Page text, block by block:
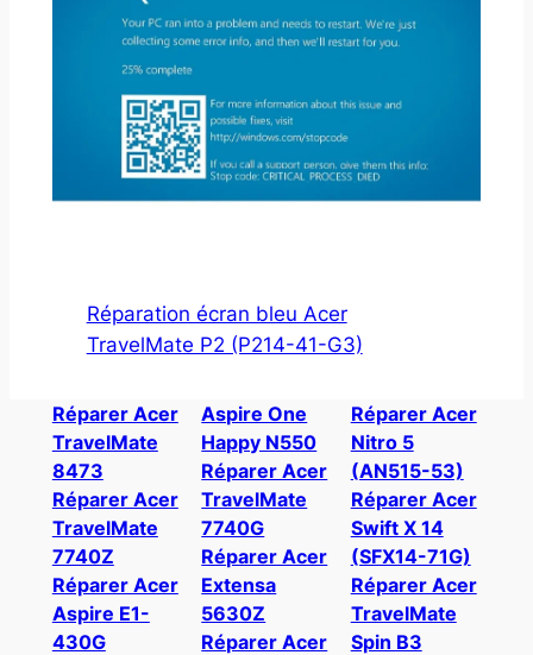
Réparation écran bleu Acer
TravelMate P2 (P214-41-G3)
Réparer Acer
TravelMate
8473
Réparer Acer
TravelMate
7740Z
Réparer Acer
Aspire E1-
430G
Aspire One
Happy N550
Réparer Acer
TravelMate
7740G
Réparer Acer
Extensa
5630Z
Réparer Acer
Réparer Acer
Nitro 5
(AN515-53)
Réparer Acer
Swift X 14
(SFX14-71G)
Réparer Acer
TravelMate
Spin B3